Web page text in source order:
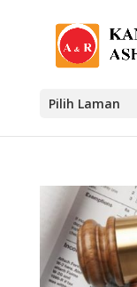
Pilih Laman